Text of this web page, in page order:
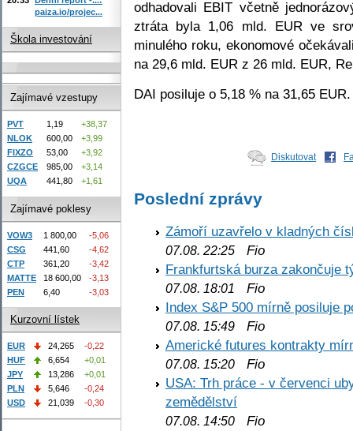
odhadovali EBIT včetně
ztráta byla 1,06 mld. EUR ve
minulého roku, ekonomové
na 29,6 mld. EUR z 26 mld. EUR,
DAI posiluje o 5,18 % na 31,65 EUR.
Diskutovat
Poslední zprávy
Zámoří uzavřelo v kladných
07.08. 22:25 Fio
Frankfurtská burza zakončuje
07.08. 18:01
Fio
Index S&P 500 mírně posiluje
07.08. 15:49 Fio
Americké futures kontrakty
07.08. 15:20 Fio
USA: Trh práce - v červenci
zemědělství
07.08. 14:50 Fio
paiza.io/projec...
Škola investování
Zajímavé vzestupy
PVT 1,19
+38,37
NLOK
600,00
+3,99
FIXZO
53,00
+3,92
CZGCE
985,00
+3,14
UQA
441,80 +1,61
Zajímavé poklesy
VOW3 1 800,00
-5,06
CSG
441,60
-4,62
CTP
361,20
-3,42
MATTE
18 600,00
-3,13
PEN
6,40 -3,03
Kurzovní lístek
EUR 24,265
-0,22
HUF
6,654
+0,01
JPY
13,286
+0,01
PLN
5,646
-0,24
USD
21,039 -0,30